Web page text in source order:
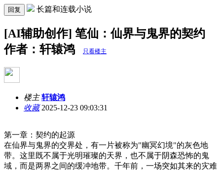
回复 长篇和连载小说
[AI辅助创作] 笔仙：仙界与鬼界的契约
作者：轩辕鸿
只看楼主
楼主 轩辕鸿
收藏2025-12-23 09:03:31
第一章：契约的起源
在仙界与鬼界的交界处，有一片被称为"幽冥幻境"的灰色地
带。这里既不属于光明璀璨的天界，也不属于阴森恐怖的鬼
域，而是两界之间的缓冲地带。千年前，一场突如其来的灾难